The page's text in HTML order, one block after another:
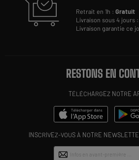
Retrait en 1h :Gratuit
Livraison sous 4 jours
Livraison garantie ce
RESTONS EN
TÉLÉCHARGEZ NOTRE
INSCRIVEZ-VOUS À NOTRE